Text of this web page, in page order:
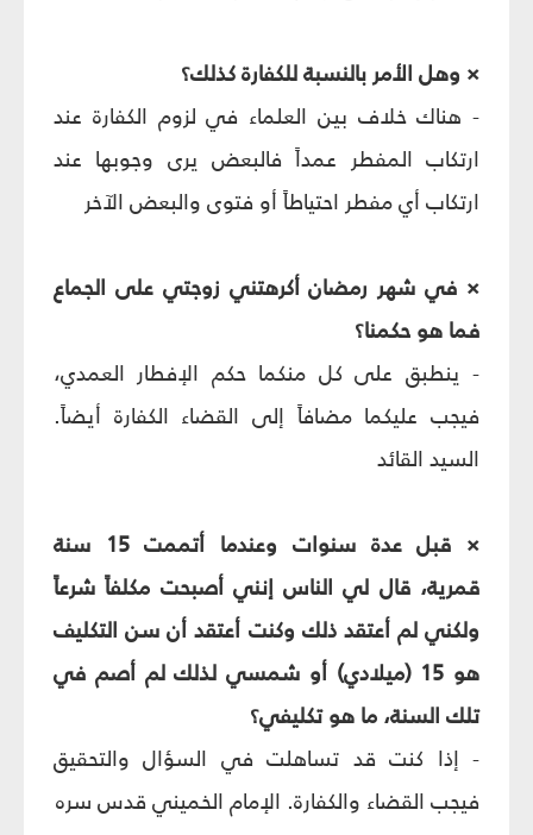
× وهل الأمر بالنسبة للكفارة كذلك؟
- هناك خلاف بين العلماء في لزوم الكفارة عند
ارتكاب المفطر عمداً فالبعض يرى وجوبها عند
ارتكاب أي مفطر احتياطاً أو فتوى والبعض الآخر
× في شهر رمضان أكرهتني زوجتي على الجماع
فما هو حكمنا؟
- ينطبق على كل منكما حكم الإفطار العمدي،
فيجب عليكما مضافاً إلى القضاء الكفارة أيضاً.
السيد القائد
× قبل عدة سنوات وعندما أتممت 15 سنة
قمرية، قال لي الناس إنني أصبحت مكلفاً شرعاً
ولكني لم أعتقد ذلك وكنت أعتقد أن سن التكليف
هو 15 (ميلادي) أو شمسي لذلك لم أصم في
تلك السنة، ما هو تكليفي؟
- إذا كنت قد تساهلت في السؤال والتحقيق
فيجب القضاء والكفارة. الإمام الخميني قدس سره